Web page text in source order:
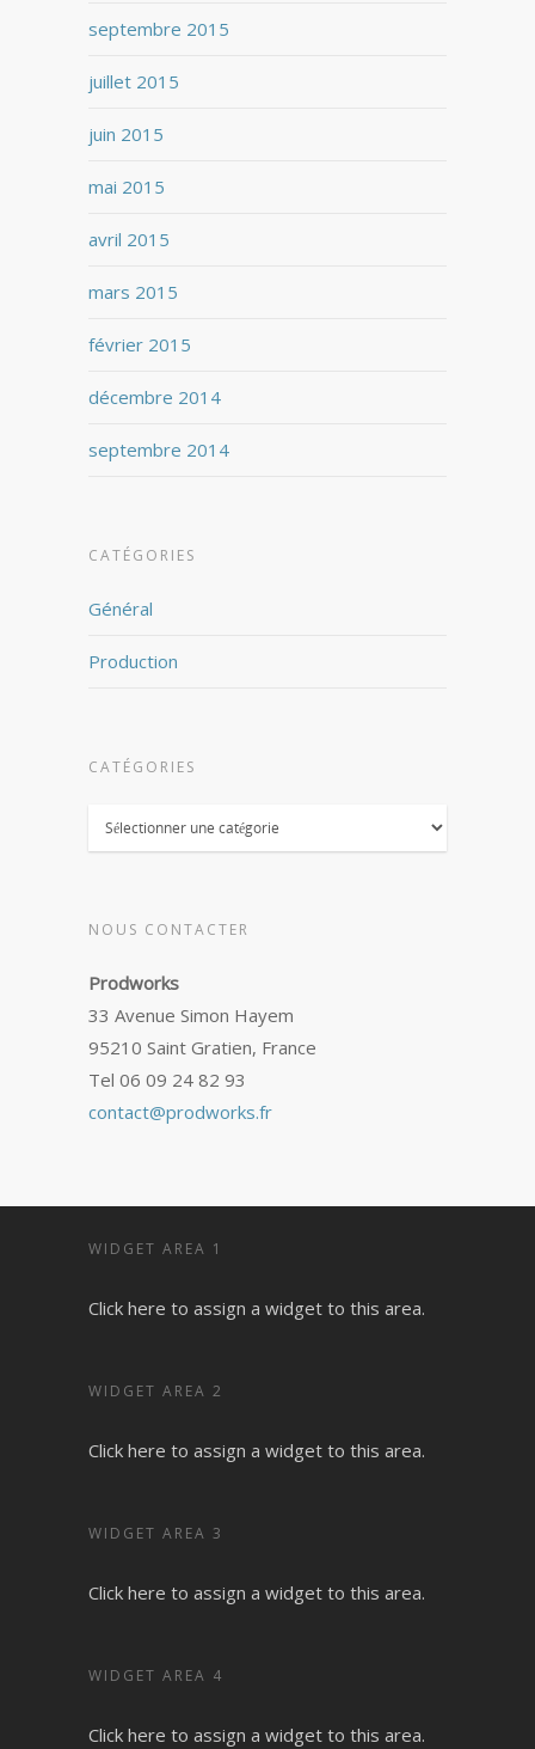
septembre 2015
juillet 2015
juin 2015
mai 2015
avril 2015
mars 2015
février 2015
décembre 2014
septembre 2014
CATÉGORIES
Général
Production
CATÉGORIES
Catégories
NOUS CONTACTER
Prodworks
33 Avenue Simon Hayem
95210 Saint Gratien, France
Tel 06 09 24 82 93
contact@prodworks.fr
WIDGET AREA 1
Click here to assign a widget to this area.
WIDGET AREA 2
Click here to assign a widget to this area.
WIDGET AREA 3
Click here to assign a widget to this area.
WIDGET AREA 4
Click here to assign a widget to this area.